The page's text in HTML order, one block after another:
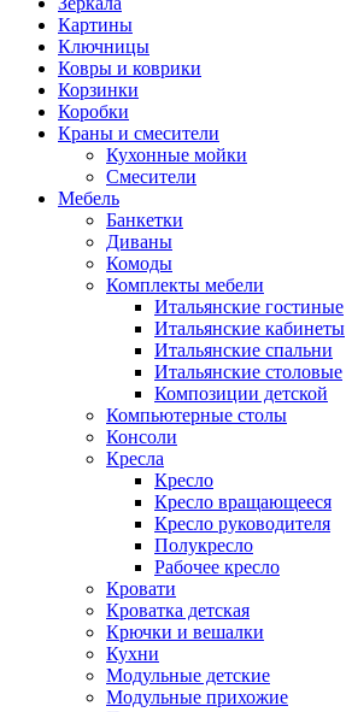
Картины
Ключницы
Ковры и коврики
Корзинки
Коробки
Краны и смесители
Кухонные мойки
Смесители
Мебель
Банкетки
Диваны
Комоды
Комплекты мебели
Итальянские гостиные
Итальянские кабинеты
Итальянские спальни
Итальянские столовые
Композиции детской
Компьютерные столы
Консоли
Кресла
Кресло
Кресло вращающееся
Кресло руководителя
Полукресло
Рабочее кресло
Кровати
Кроватка детская
Крючки и вешалки
Кухни
Модульные детские
Модульные прихожие